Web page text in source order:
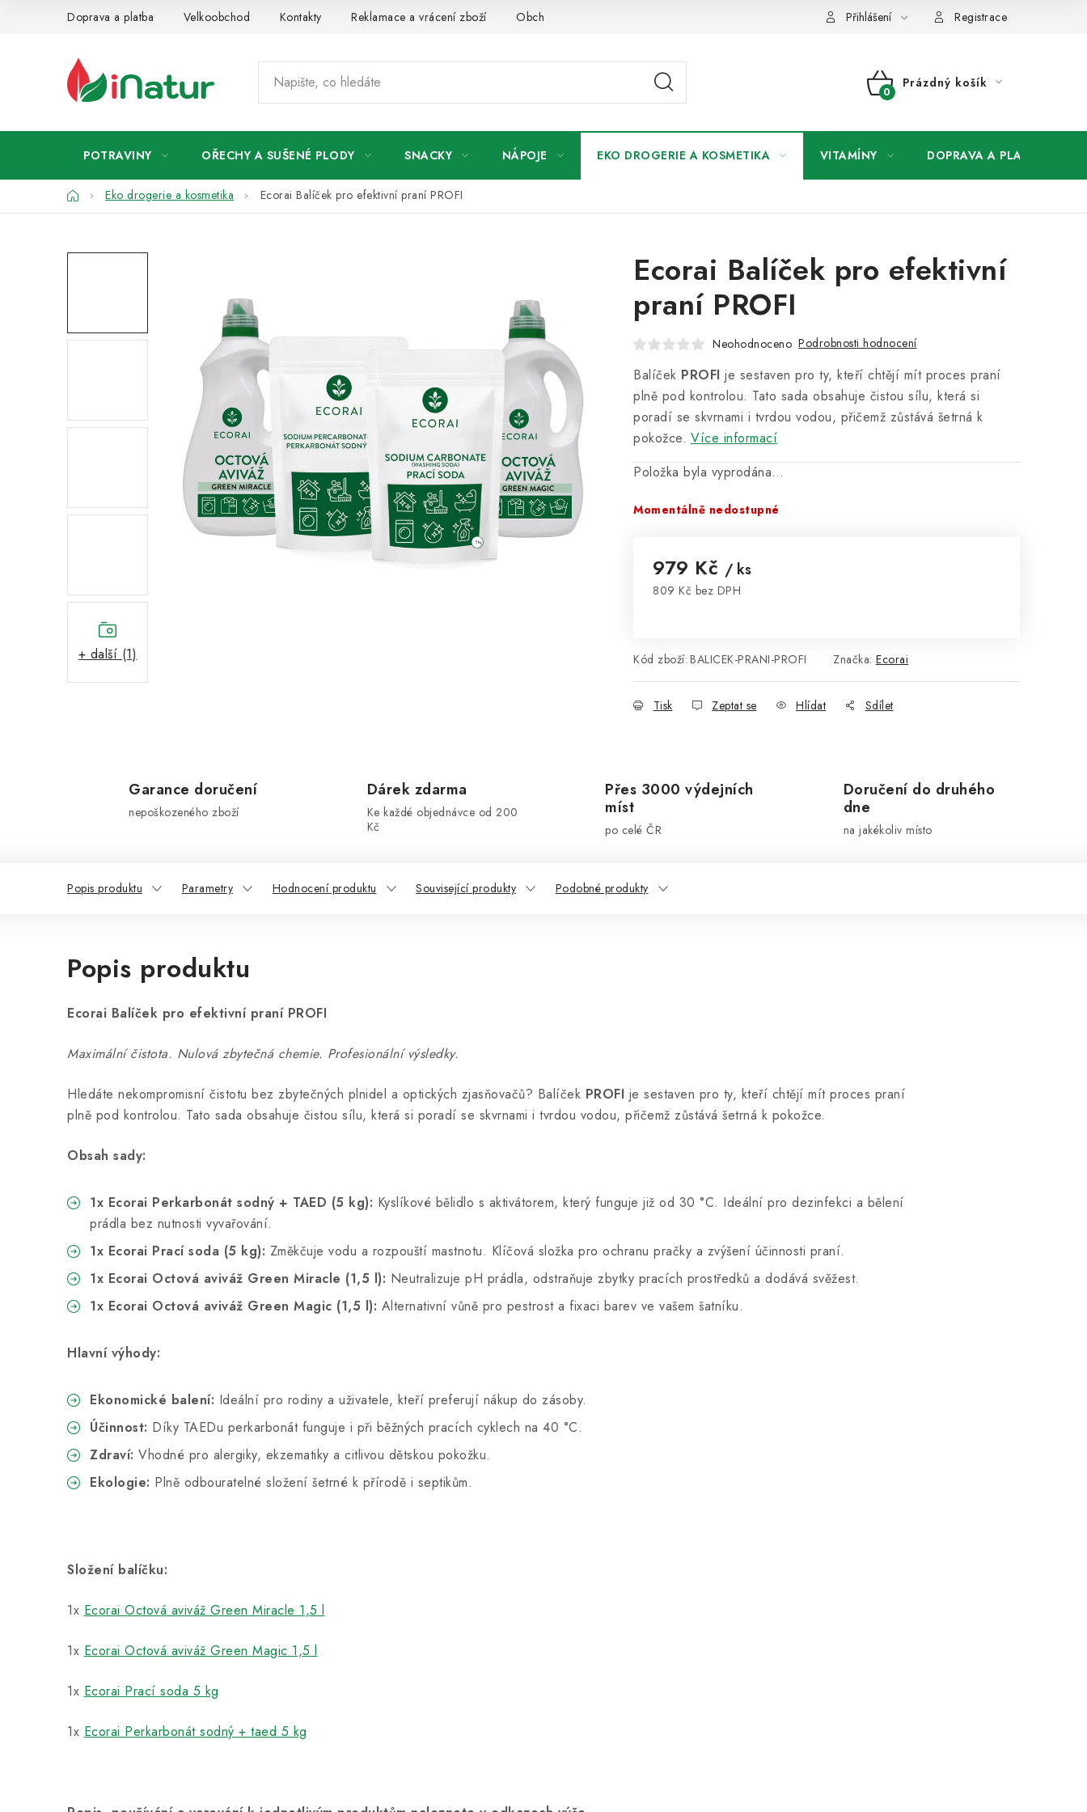
Doprava a platba Velkoobchod Kontakty Reklamace a vrácení zboží Obchodní podmínky Přihlášení Registrace
NÁKUPNÍ
Prázdný košík
POTRAVINY OŘECHY A SUŠENÉ PLODY SNACKY NÁPOJE EKO DROGERIE A KOSMETIKA VITAMÍNY DOPRAVA A PLATBA
DomůEko drogerie a kosmetika Ecorai Balíček pro efektivní praní PROFI
+ další (1)
Ecorai Balíček pro efektivní
praní PROFI
Neohodnoceno Podrobnosti hodnocení
Balíček PROFI je sestaven pro ty, kteří chtějí mít proces praní
plně pod kontrolou. Tato sada obsahuje čistou sílu, která si
poradí se skvrnami i tvrdou vodou, přičemž zůstává šetrná k
pokožce. Více informací
Položka byla vyprodána…
Momentálně nedostupné
979 Kč / ks
809 Kč bez DPH
Kód zboží: BALICEK-PRANI-PROFI Značka: Ecorai
Tisk Zeptat se Hlídat Sdílet
Garance doručení
nepoškozeného zboží
Dárek zdarma
Ke každé objednávce od 200
Kč
Přes 3000 výdejních
míst
po celé ČR
Doručení do druhého
dne
na jakékoliv místo
Popis produktu Parametry Hodnocení produktu Související produkty Podobné produkty
Popis produktu
Ecorai Balíček pro efektivní praní PROFI
Maximální čistota. Nulová zbytečná chemie. Profesionální výsledky.
Hledáte nekompromisní čistotu bez zbytečných plnidel a optických zjasňovačů? Balíček PROFI je sestaven pro ty, kteří chtějí mít proces praní
plně pod kontrolou. Tato sada obsahuje čistou sílu, která si poradí se skvrnami i tvrdou vodou, přičemž zůstává šetrná k pokožce.
Obsah sady:
1x Ecorai Perkarbonát sodný + TAED (5 kg): Kyslíkové bělidlo s aktivátorem, který funguje již od 30 °C. Ideální pro dezinfekci a bělení
prádla bez nutnosti vyvařování.
1x Ecorai Prací soda (5 kg): Změkčuje vodu a rozpouští mastnotu. Klíčová složka pro ochranu pračky a zvýšení účinnosti praní.
1x Ecorai Octová aviváž Green Miracle (1,5 l): Neutralizuje pH prádla, odstraňuje zbytky pracích prostředků a dodává svěžest.
1x Ecorai Octová aviváž Green Magic (1,5 l): Alternativní vůně pro pestrost a fixaci barev ve vašem šatníku.
Hlavní výhody:
Ekonomické balení: Ideální pro rodiny a uživatele, kteří preferují nákup do zásoby.
Účinnost: Díky TAEDu perkarbonát funguje i při běžných pracích cyklech na 40 °C.
Zdraví: Vhodné pro alergiky, ekzematiky a citlivou dětskou pokožku.
Ekologie: Plně odbouratelné složení šetrné k přírodě i septikům.
Složení balíčku:
1x Ecorai Octová aviváž Green Miracle 1,5 l
1x Ecorai Octová aviváž Green Magic 1,5 l
1x Ecorai Prací soda 5 kg
1x Ecorai Perkarbonát sodný + taed 5 kg